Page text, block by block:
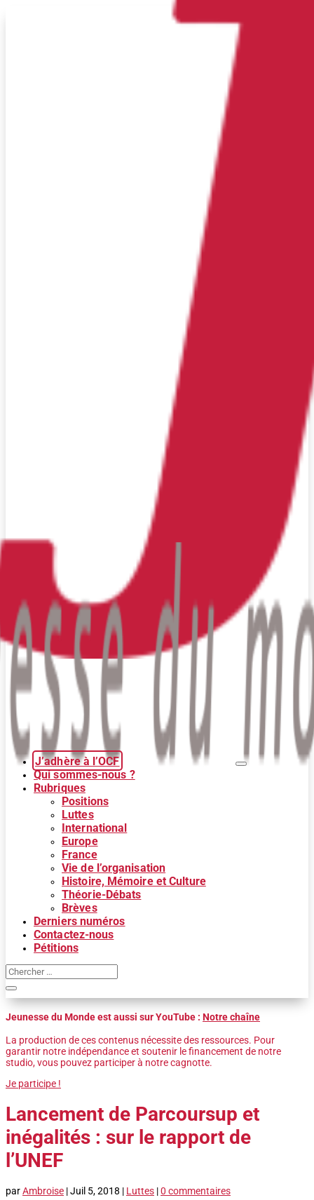
J’adhère à l’OCF
Qui sommes-nous ?
Rubriques
Positions
Luttes
International
Europe
France
Vie de l’organisation
Histoire, Mémoire et Culture
Théorie-Débats
Brèves
Derniers numéros
Contactez-nous
Pétitions
Jeunesse du Monde est aussi sur YouTube : Notre chaîne
La production de ces contenus nécessite des ressources. Pour
garantir notre indépendance et soutenir le financement de notre
studio, vous pouvez participer à notre cagnotte.
Je participe !
Lancement de Parcoursup et
inégalités : sur le rapport de
l’UNEF
parAmbroise |Juil 5, 2018 | Luttes |0 commentaires